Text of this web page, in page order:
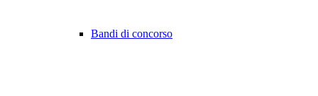
Bandi di concorso